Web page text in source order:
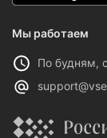
Мы работаем
По будням,